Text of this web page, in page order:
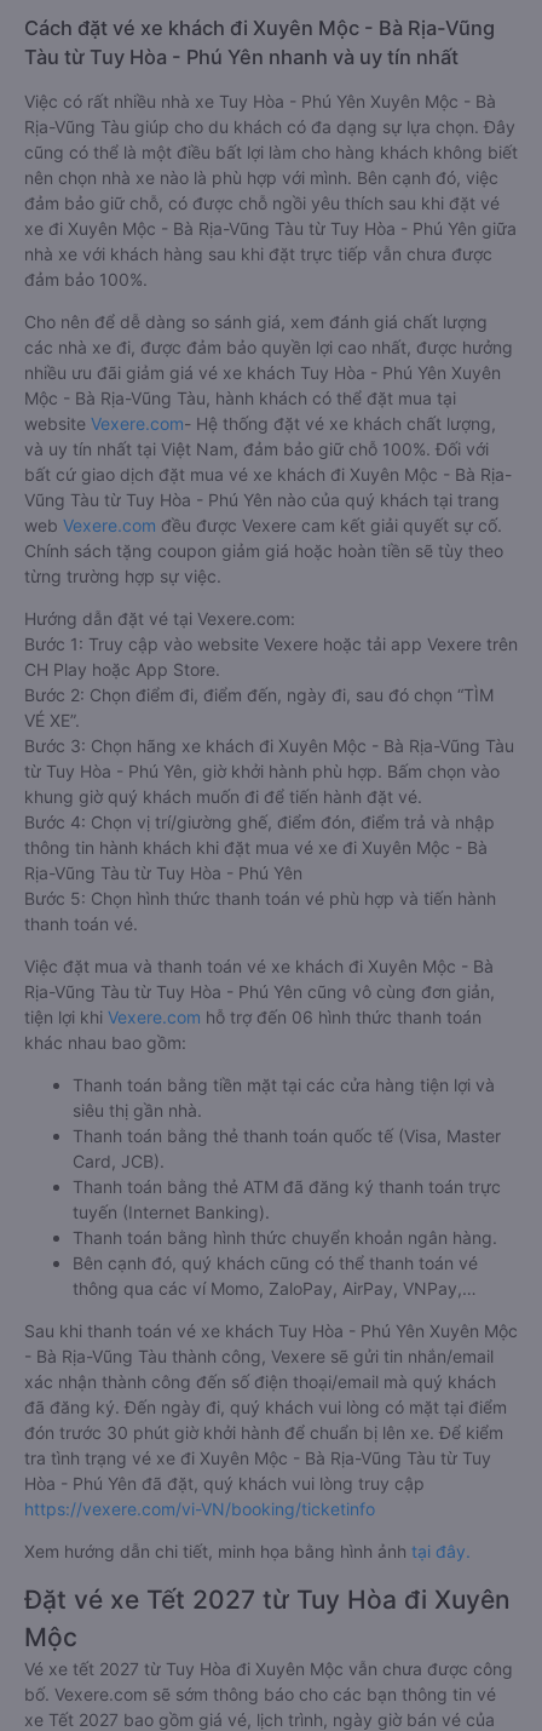
Cách đặt vé xe khách đi Xuyên Mộc - Bà Rịa-Vũng
Tàu từ Tuy Hòa - Phú Yên nhanh và uy tín nhất
Việc có rất nhiều nhà xe Tuy Hòa - Phú Yên Xuyên Mộc - Bà
Rịa-Vũng Tàu giúp cho du khách có đa dạng sự lựa chọn. Đây
cũng có thể là một điều bất lợi làm cho hàng khách không biết
nên chọn nhà xe nào là phù hợp với mình. Bên cạnh đó, việc
đảm bảo giữ chỗ, có được chỗ ngồi yêu thích sau khi đặt vé
xe đi Xuyên Mộc - Bà Rịa-Vũng Tàu từ Tuy Hòa - Phú Yên giữa
nhà xe với khách hàng sau khi đặt trực tiếp vẫn chưa được
đảm bảo 100%.
Cho nên để dễ dàng so sánh giá, xem đánh giá chất lượng
các nhà xe đi, được đảm bảo quyền lợi cao nhất, được hưởng
nhiều ưu đãi giảm giá vé xe khách Tuy Hòa - Phú Yên Xuyên
Mộc - Bà Rịa-Vũng Tàu, hành khách có thể đặt mua tại
website Vexere.com- Hệ thống đặt vé xe khách chất lượng,
và uy tín nhất tại Việt Nam, đảm bảo giữ chỗ 100%. Đối với
bất cứ giao dịch đặt mua vé xe khách đi Xuyên Mộc - Bà Rịa-
Vũng Tàu từ Tuy Hòa - Phú Yên nào của quý khách tại trang
web Vexere.com đều được Vexere cam kết giải quyết sự cố.
Chính sách tặng coupon giảm giá hoặc hoàn tiền sẽ tùy theo
từng trường hợp sự việc.
Hướng dẫn đặt vé tại Vexere.com:
Bước 1: Truy cập vào website Vexere hoặc tải app Vexere trên
CH Play hoặc App Store.
Bước 2: Chọn điểm đi, điểm đến, ngày đi, sau đó chọn “TÌM
VÉ XE”.
Bước 3: Chọn hãng xe khách đi Xuyên Mộc - Bà Rịa-Vũng Tàu
từ Tuy Hòa - Phú Yên, giờ khởi hành phù hợp. Bấm chọn vào
khung giờ quý khách muốn đi để tiến hành đặt vé.
Bước 4: Chọn vị trí/giường ghế, điểm đón, điểm trả và nhập
thông tin hành khách khi đặt mua vé xe đi Xuyên Mộc - Bà
Rịa-Vũng Tàu từ Tuy Hòa - Phú Yên
Bước 5: Chọn hình thức thanh toán vé phù hợp và tiến hành
thanh toán vé.
Việc đặt mua và thanh toán vé xe khách đi Xuyên Mộc - Bà
Rịa-Vũng Tàu từ Tuy Hòa - Phú Yên cũng vô cùng đơn giản,
tiện lợi khi Vexere.com hỗ trợ đến 06 hình thức thanh toán
khác nhau bao gồm:
Thanh toán bằng tiền mặt tại các cửa hàng tiện lợi và
siêu thị gần nhà.
Thanh toán bằng thẻ thanh toán quốc tế (Visa, Master
Card, JCB).
Thanh toán bằng thẻ ATM đã đăng ký thanh toán trực
tuyến (Internet Banking).
Thanh toán bằng hình thức chuyển khoản ngân hàng.
Bên cạnh đó, quý khách cũng có thể thanh toán vé
thông qua các ví Momo, ZaloPay, AirPay, VNPay,…
Sau khi thanh toán vé xe khách Tuy Hòa - Phú Yên Xuyên Mộc
- Bà Rịa-Vũng Tàu thành công, Vexere sẽ gửi tin nhắn/email
xác nhận thành công đến số điện thoại/email mà quý khách
đã đăng ký. Đến ngày đi, quý khách vui lòng có mặt tại điểm
đón trước 30 phút giờ khởi hành để chuẩn bị lên xe. Để kiểm
tra tình trạng vé xe đi Xuyên Mộc - Bà Rịa-Vũng Tàu từ Tuy
Hòa - Phú Yên đã đặt, quý khách vui lòng truy cập
https://vexere.com/vi-VN/booking/ticketinfo
Xem hướng dẫn chi tiết, minh họa bằng hình ảnh tại đây.
Đặt vé xe Tết 2027 từ Tuy Hòa đi Xuyên
Mộc
Vé xe tết 2027 từ Tuy Hòa đi Xuyên Mộc vẫn chưa được công
bố. Vexere.com sẽ sớm thông báo cho các bạn thông tin vé
xe Tết 2027 bao gồm giá vé, lịch trình, ngày giờ bán vé của